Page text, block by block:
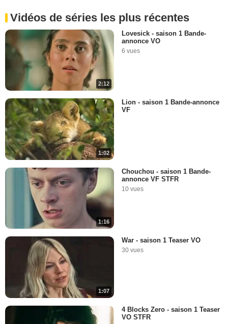
Vidéos de séries les plus récentes
2:12
Lovesick - saison 1 Bande-
annonce VO
6 vues
1:02
Lion - saison 1 Bande-annonce
VF
1:16
Chouchou - saison 1 Bande-
annonce VF STFR
10 vues
1:07
War - saison 1 Teaser VO
30 vues
4 Blocks Zero - saison 1 Teaser
VO STFR